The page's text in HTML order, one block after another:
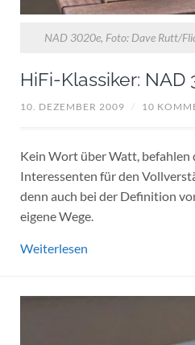
NAD 3020e, Foto: Dave Rutt/
HiFi-Klassiker: NAD
10. DEZEMBER 2009 / 10
Kein Wort über Watt,
Interessenten für den
denn auch bei der Definition
eigene Wege.
Weiterlesen